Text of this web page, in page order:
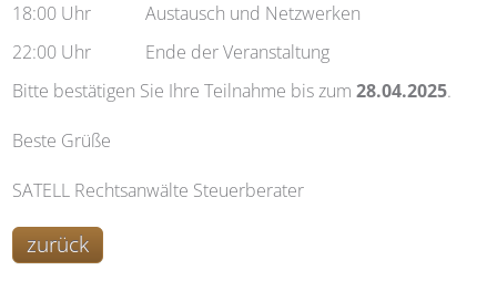
18:00 Uhr
Austausch und Netzwerken
22:00 Uhr
Ende der Veranstaltung
Bitte bestätigen Sie Ihre Teilnahme bis zum28.04.2025.
Beste Grüße
SATELL Rechtsanwälte Steuerberater
zurück